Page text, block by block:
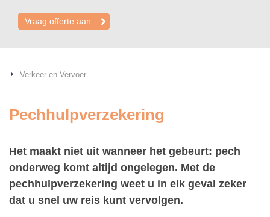
Vraag offerte aan
Verkeer en Vervoer
Pechhulpverzekering
Het maakt niet uit wanneer het gebeurt: pech
onderweg komt altijd ongelegen. Met de
pechhulpverzekering weet u in elk geval zeker
dat u snel uw reis kunt vervolgen.